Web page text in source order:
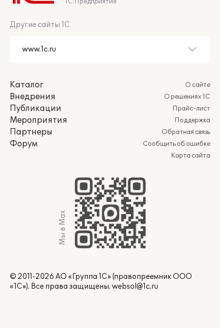
Другие сайты 1С
Каталог
Внедрения
Публикации
Мероприятия
Партнеры
Форум
О сайте
О решениях 1С
Прайс-лист
Поддержка
Обратная связь
Сообщить об ошибке
Карта сайта
Мы в Max
© 2011-2026 АО «Группа 1С» (правопреемник ООО
«1С»). Все права защищены. websol@1c.ru